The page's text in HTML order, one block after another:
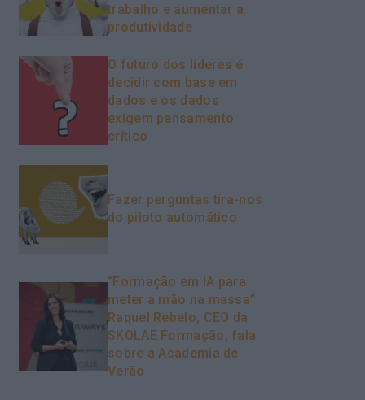
trabalho e aumentar a
produtividade
O futuro dos líderes é
decidir com base em
dados e os dados
exigem pensamento
crítico
Fazer perguntas tira-nos
do piloto automático
“Formação em IA para
meter a mão na massa”
Raquel Rebelo, CEO da
SKOLAE Formação, fala
sobre a Academia de
Verão